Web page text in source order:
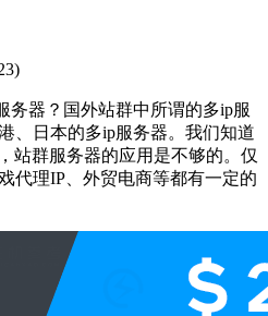
务器？国外站群中所谓的多ip服
、日本的多ip服务器。我们知道
站群服务器的应用是不够的。仅
代理IP、外贸电商等都有一定的